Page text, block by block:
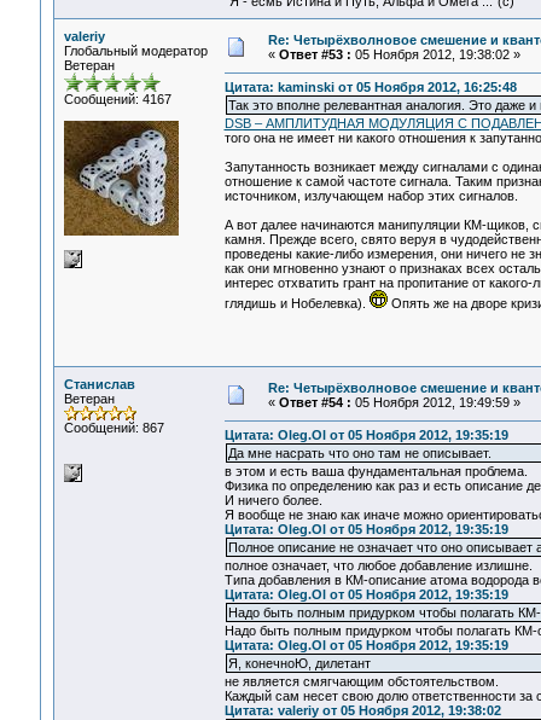
valeriy
Глобальный модератор
Ветеран
Сообщений: 4167
Re: Четырёхволновое смешение и
« Ответ #53 : 05 Ноября 2012, 19:38:02 »
Цитата: kaminski от 05 Ноября 2012, 16:25:48
Так это вполне релевантная аналогия. Это даже
DSB – АМПЛИТУДНАЯ МОДУЛЯЦИЯ С
того она не имеет ни какого отношения к
Запутанность возникает между сигналами с
отношение к самой частоте сигнала. Таким
источником, излучающем набор этих сигналов.
А вот далее начинаются манипуляции КМ-щиков,
камня. Прежде всего, свято веруя в
проведены какие-либо измерения, они ничего не
как они мгновенно узнают о признаках всех
интерес отхватить грант на пропитание от
глядишь и Нобелевка).
Опять же на дворе
Станислав
Ветеран
Сообщений: 867
Re: Четырёхволновое смешение и
« Ответ #54 : 05 Ноября 2012, 19:49:59 »
Цитата: Oleg.Ol от 05 Ноября 2012, 19:35:19
Да мне насрать что оно там не описывает.
в этом и есть ваша фундаментальная проблема.
Физика по определению как раз и есть описание
И ничего более.
Я вообще не знаю как иначе можно
Цитата: Oleg.Ol от 05 Ноября 2012, 19:35:19
Полное описание не означает что оно описывает
полное означает, что любое добавление излишне.
Типа добавления в КМ-описание атома водорода
Цитата: Oleg.Ol от 05 Ноября 2012, 19:35:19
Надо быть полным придурком чтобы полагать
Надо быть полным придурком чтобы полагать
Цитата: Oleg.Ol от 05 Ноября 2012, 19:35:19
Я, конечноЮ, дилетант
не является смягчающим обстоятельством.
Каждый сам несет свою долю ответственности за
Цитата: valeriy от 05 Ноября 2012, 19:38:02